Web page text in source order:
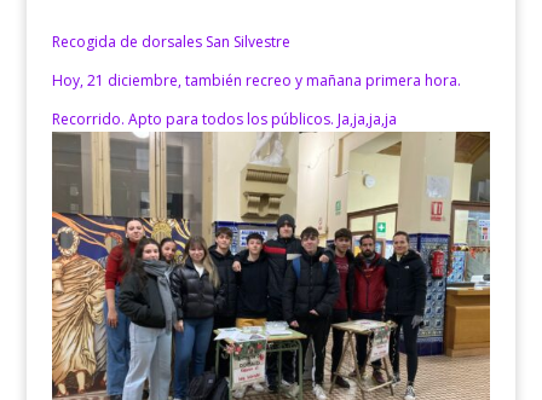
Recogida de dorsales San Silvestre
Hoy, 21 diciembre, también recreo y mañana primera hora.
Recorrido. Apto para todos los públicos. Ja,ja,ja,ja